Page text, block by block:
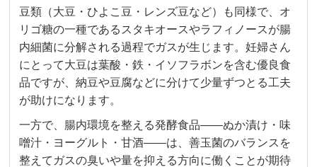
豆類（大豆・ひよこ豆・レンズ豆など）も同様で、オ
リゴ糖の一種であるスタキオースやラフィノースが腸
内細菌に分解される過程でガスが生じます。妊婦さん
にとって大豆は葉酸・鉄・イソフラボンを含む優良食
品ですが、納豆や豆腐などに分けて少量ずつとる工夫
が助けになります。
一方で、腸内環境を整える発酵食品——ぬか漬け・味
噌汁・ヨーグルト・甘酒——は、善玉菌のバランスを
整えてガスの臭いや量を抑える方向に働くことが期待